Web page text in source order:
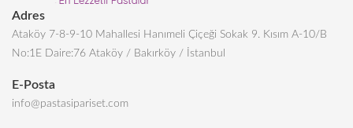
Adres
Ataköy 7-8-9-10 Mahallesi Hanımeli Çiçeği Sokak 9. Kısım A-10/B
No:1E Daire:76 Ataköy / Bakırköy / İstanbul
E-Posta
info@pastasipariset.com